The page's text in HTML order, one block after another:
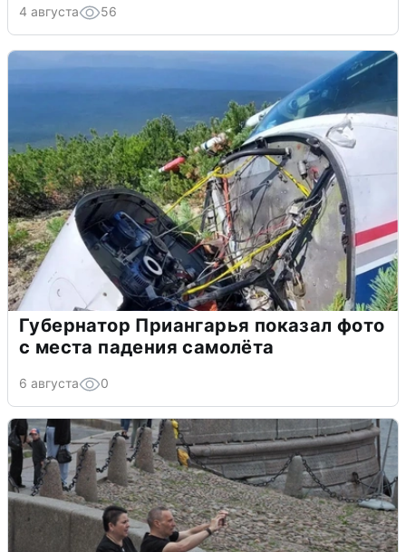
4 августа 56
Губернатор Приангарья показал фото
с места падения самолёта
6 августа 0